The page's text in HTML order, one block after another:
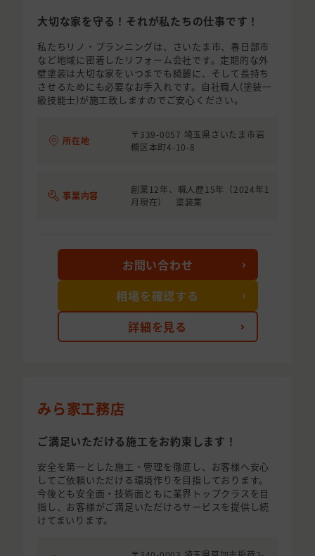
大切な家を守る！それが私たちの仕事です！
私たちリノ・プランニングは、さいたま市、春日部市
など地域に密着したリフォーム会社です。定期的な外
壁塗装は大切な家をいつまでも綺麗に、そして長持ち
させるためにも必要なお手入れです。自社職人(塗装一
級技能士)が施工致しますのでご安心ください。
所在地
〒339-0057 埼玉県さいたま市岩
槻区本町4-10-8
事業内容
創業12年、職人歴15年（2024年1
月現在） 塗装業
詳細を見る
お問い合わせ
相場を確認する
みら家工務店
ご満足いただける施工をお約束します！
安全を第一とした施工・管理を徹底し、お客様へ安心
してご依頼いただける環境作りを目指しております。
今後とも安全面・技術面ともに業界トップクラスを目
指し、お客様がご満足いただけるサービスを提供し続
けてまいります。